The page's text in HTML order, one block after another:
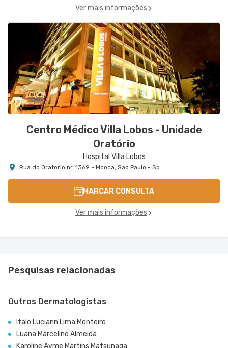
Ver mais informações
Centro Médico Villa Lobos - Unidade
Oratório
Hospital Villa Lobos
Rua do Oratorio nr. 1369 - Mooca, Sao Paulo - Sp
MARCAR CONSULTA
Ver mais informações
Pesquisas relacionadas
Outros Dermatologistas
Italo Luciann Lima Monteiro
Luana Marcelino Almeida
Karoline Ayme Martins Matsunaga